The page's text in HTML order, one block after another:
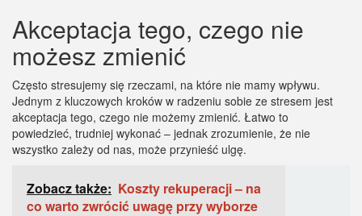
Akceptacja tego, czego nie
możesz zmienić
Często stresujemy się rzeczami, na które nie mamy wpływu.
Jednym z kluczowych kroków w radzeniu sobie ze stresem jest
akceptacja tego, czego nie możemy zmienić. Łatwo to
powiedzieć, trudniej wykonać – jednak zrozumienie, że nie
wszystko zależy od nas, może przynieść ulgę.
Zobacz także: Koszty rekuperacji – na
co warto zwrócić uwagę przy wyborze